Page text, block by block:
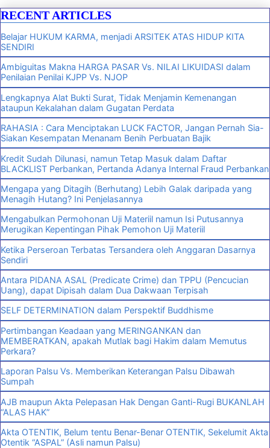
RECENT ARTICLES
Belajar HUKUM KARMA, menjadi ARSITEK ATAS HIDUP KITA
SENDIRI
Ambiguitas Makna HARGA PASAR Vs. NILAI LIKUIDASI dalam
Penilaian Penilai KJPP Vs. NJOP
Lengkapnya Alat Bukti Surat, Tidak Menjamin Kemenangan
ataupun Kekalahan dalam Gugatan Perdata
RAHASIA : Cara Menciptakan LUCK FACTOR, Jangan Pernah Sia-
Siakan Kesempatan Menanam Benih Perbuatan Bajik
Kredit Sudah Dilunasi, namun Tetap Masuk dalam Daftar
BLACKLIST Perbankan, Pertanda Adanya Internal Fraud Perbankan
Mengapa yang Ditagih (Berhutang) Lebih Galak daripada yang
Menagih Hutang? Ini Penjelasannya
Mengabulkan Permohonan Uji Materiil namun Isi Putusannya
Merugikan Kepentingan Pihak Pemohon Uji Materiil
Ketika Perseroan Terbatas Tersandera oleh Anggaran Dasarnya
Sendiri
Antara PIDANA ASAL (Predicate Crime) dan TPPU (Pencucian
Uang), dapat Dipisah dalam Dua Dakwaan Terpisah
SELF DETERMINATION dalam Perspektif Buddhisme
Pertimbangan Keadaan yang MERINGANKAN dan
MEMBERATKAN, apakah Mutlak bagi Hakim dalam Memutus
Perkara?
Laporan Palsu Vs. Memberikan Keterangan Palsu Dibawah
Sumpah
AJB maupun Akta Pelepasan Hak Dengan Ganti-Rugi BUKANLAH
“ALAS HAK”
Akta OTENTIK, Belum tentu Benar-Benar OTENTIK, Sekelumit Akta
Otentik “ASPAL” (Asli namun Palsu)